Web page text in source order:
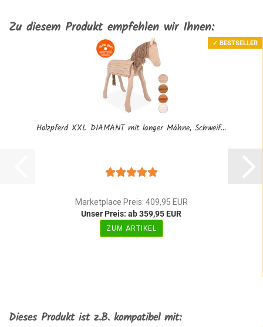
Zu diesem Produkt empfehlen wir Ihnen:
✓ BESTSELLER
Holzpferd XXL DIAMANT mit langer Mähne, Schweif...
Marketplace Preis: 409,95 EUR
Unser Preis: ab 359,95 EUR
ZUM ARTIKEL
Dieses Produkt ist z.B. kompatibel mit: